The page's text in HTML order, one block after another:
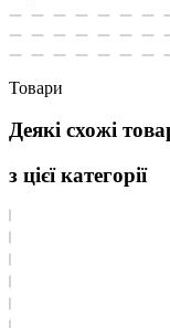
Товари
Деякі схожі
з цієї категорії